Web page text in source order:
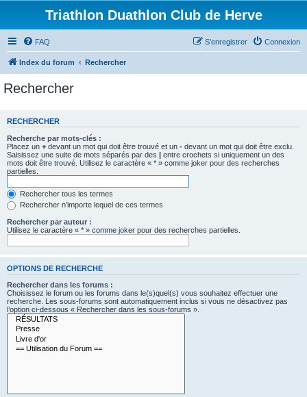
Triathlon Duathlon Club de Herve
FAQ Connexion
S’enregistrer
Index du forum Rechercher
Rechercher
RECHERCHER
Recherche par mots-clés :
Placez un + devant un mot qui doit être trouvé et un - devant un mot qui doit être exclu.
Saisissez une suite de mots séparés par des | entre crochets si uniquement un des
mots doit être trouvé. Utilisez le caractère « * » comme joker pour des recherches
partielles.
Rechercher tous les termes
Rechercher n’importe lequel de ces termes
Rechercher par auteur :
Utilisez le caractère « * » comme joker pour des recherches partielles.
OPTIONS DE RECHERCHE
Rechercher dans les forums :
Choisissez le forum ou les forums dans le(s)quel(s) vous souhaitez effectuer une
recherche. Les sous-forums sont automatiquement inclus si vous ne désactivez pas
l’option ci-dessous « Rechercher dans les sous-forums ».